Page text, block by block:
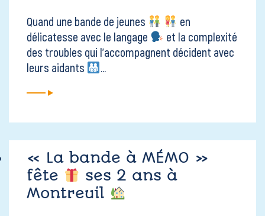
Quand une bande de jeunes
en
délicatesse avec le langage
et la complexité
des troubles qui l'accompagnent décident avec
leurs aidants
...
« La bande à MÉMO »
fête
ses 2 ans à
Montreuil